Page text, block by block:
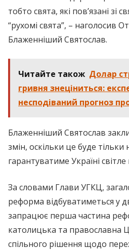
тобто свята, які пов’язані зі
“рухомі свята”, – наголосив
Блаженніший Святослав.
Читайте також Долар
гривня знеціниться:
несподіваний прогноз
Блаженніший Святослав
змін, оскільки це буде
гарантуватиме Україні
За словами Глави УГКЦ,
реформа відбуватиметься у
запрацює перша частина
католицька та православна
спільного рішення щодо